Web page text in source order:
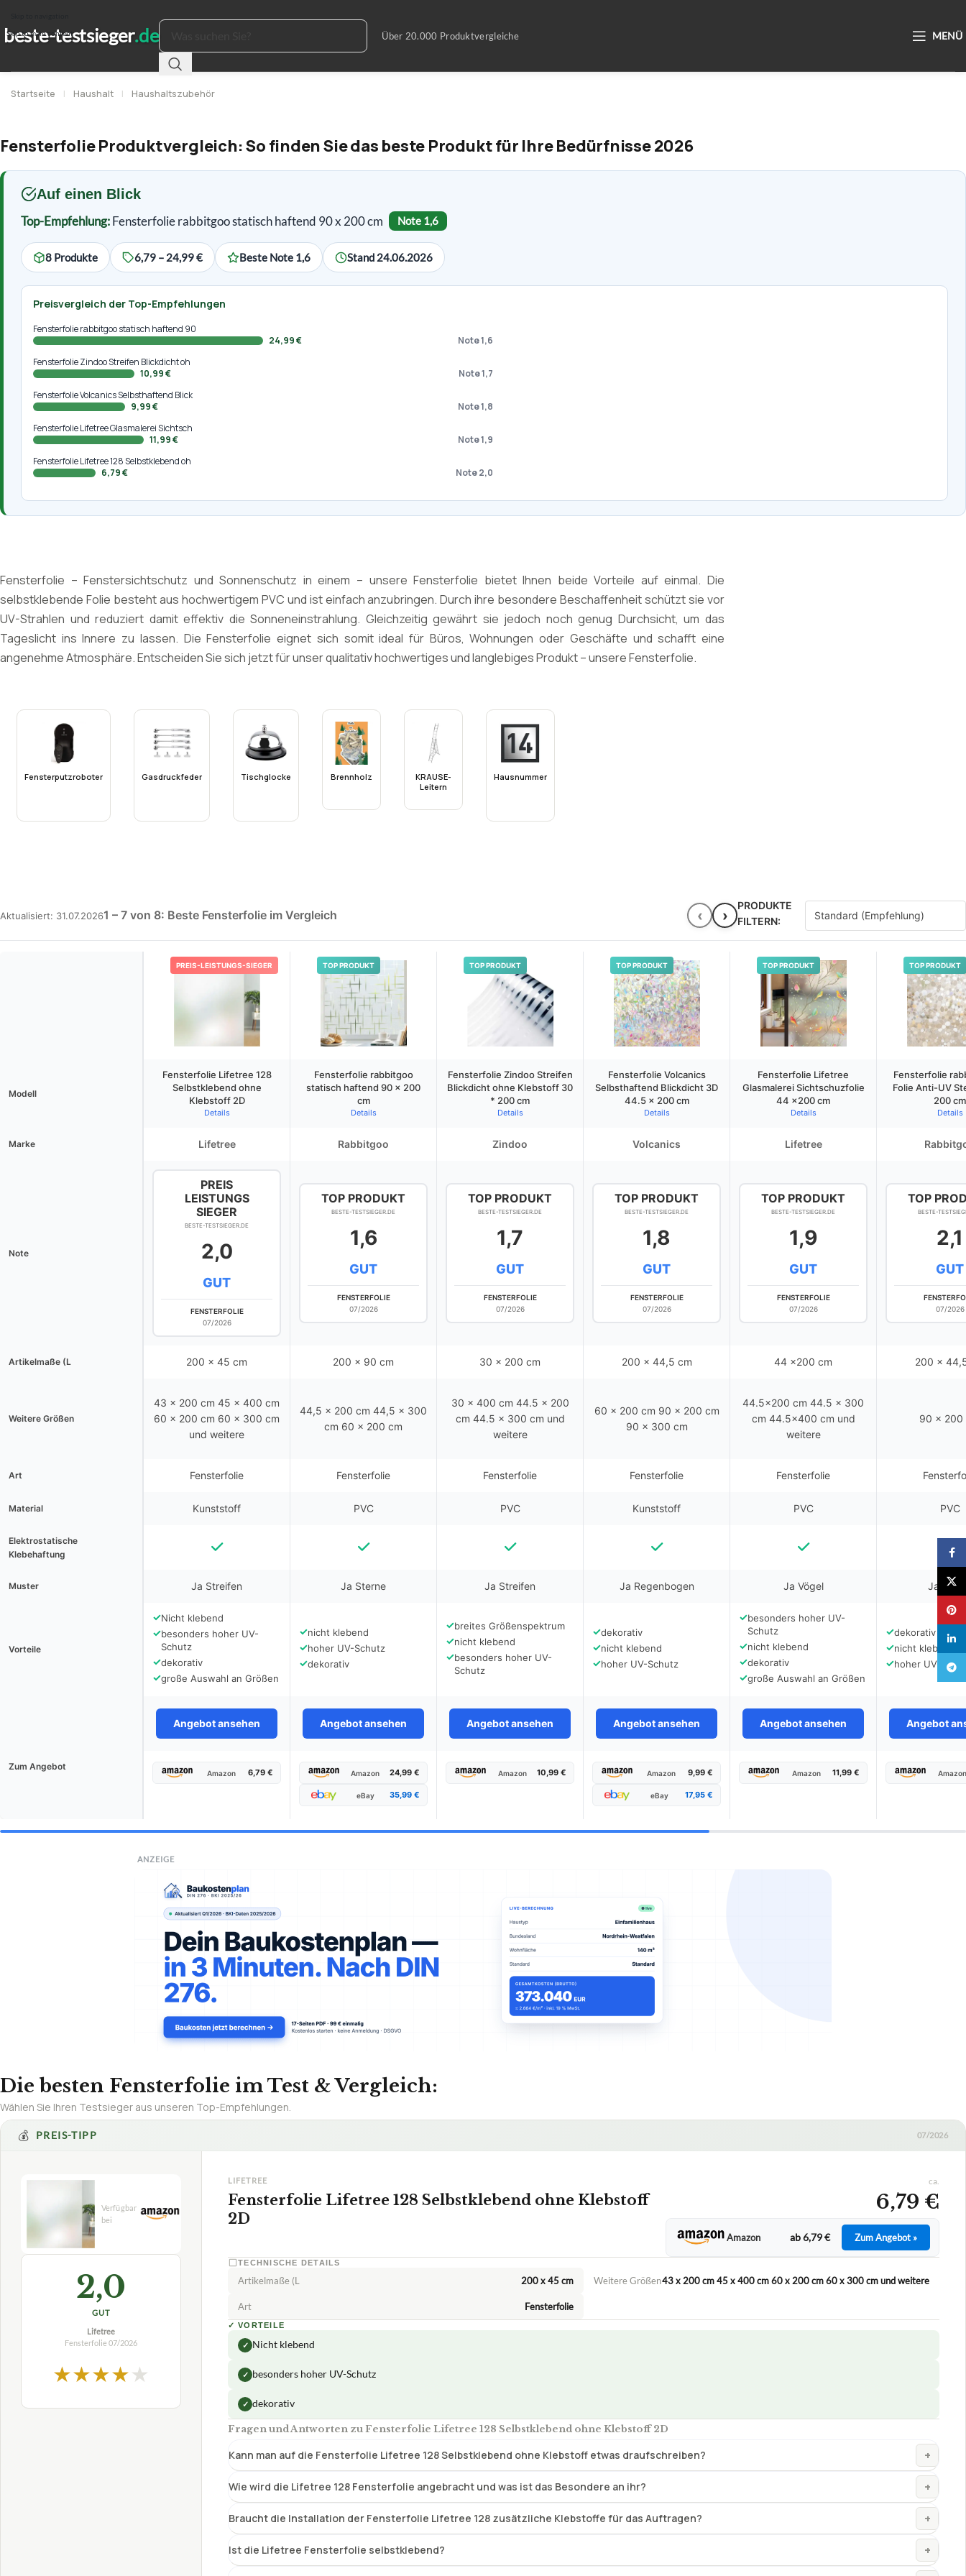
Skip to main content
Startseite | Haushalt | Haushaltszubehör
Fensterfolie Produktvergleich: So finden Sie das beste Produkt für Ihre Bedürfnisse 2026
Auf einen Blick
Top-Empfehlung:Fensterfolie rabbitgoo statisch haftend 90 x 200 cm Note 1,6
8 Produkte 6,79 – 24,99 € Beste Note 1,6 Stand 24.06.2026
Preisvergleich der Top-Empfehlungen
Fensterfolie rabbitgoo statisch haftend 90
24,99 €
Note 1,6
Fensterfolie Zindoo Streifen Blickdicht oh
10,99 €
Note 1,7
Fensterfolie Volcanics Selbsthaftend Blick
9,99 €
Note 1,8
Fensterfolie Lifetree Glasmalerei Sichtsch
11,99 €
Note 1,9
Fensterfolie Lifetree 128 Selbstklebend oh
6,79 €
Note 2,0
Fensterfolie – Fenstersichtschutz und Sonnenschutz in einem – unsere Fensterfolie bietet Ihnen beide Vorteile auf einmal. Die
selbstklebende Folie besteht aus hochwertigem PVC und ist einfach anzubringen. Durch ihre besondere Beschaffenheit schützt sie vor
UV-Strahlen und reduziert damit effektiv die Sonneneinstrahlung. Gleichzeitig gewährt sie jedoch noch genug Durchsicht, um das
Tageslicht ins Innere zu lassen. Die Fensterfolie eignet sich somit ideal für Büros, Wohnungen oder Geschäfte und schafft eine
angenehme Atmosphäre. Entscheiden Sie sich jetzt für unser qualitativ hochwertiges und langlebiges Produkt – unsere Fensterfolie.
Fensterputzroboter Gasdruckfeder Tischglocke Brennholz
KRAUSE-
Leitern
Hausnummer
Aktualisiert: 31.07.20261 – 7 von 8: Beste Fensterfolie im Vergleich ‹ ›
PRODUKTE
FILTERN:
PREIS-LEISTUNGS-SIEGER TOP PRODUKT TOP PRODUKT TOP PRODUKT TOP PRODUKT TOP PRODUKT
Modell
Fensterfolie Lifetree 128
Selbstklebend ohne
Klebstoff 2D
Details
Fensterfolie rabbitgoo
statisch haftend 90 x 200
cm
Details
Fensterfolie Zindoo Streifen
Blickdicht ohne Klebstoff 30
* 200 cm
Details
Fensterfolie Volcanics
Selbsthaftend Blickdicht 3D
44.5 x 200 cm
Details
Fensterfolie Lifetree
Glasmalerei Sichtschuzfolie
44 x200 cm
Details
Fensterfolie
Folie Anti-UV
200 cm
Details
Marke Lifetree Rabbitgoo Zindoo Volcanics Lifetree
Note
PREIS
LEISTUNGS
SIEGER
BESTE-TESTSIEGER.DE
2,0
GUT
FENSTERFOLIE
07/2026
TOP PRODUKT
BESTE-TESTSIEGER.DE
1,6
GUT
FENSTERFOLIE
07/2026
TOP PRODUKT
BESTE-TESTSIEGER.DE
1,7
GUT
FENSTERFOLIE
07/2026
TOP PRODUKT
BESTE-TESTSIEGER.DE
1,8
GUT
FENSTERFOLIE
07/2026
TOP PRODUKT
BESTE-TESTSIEGER.DE
1,9
GUT
FENSTERFOLIE
07/2026
TOP
BESTE-
2,1
GUT
07/2026
Artikelmaße (L 200 x 45 cm 200 x 90 cm 30 x 200 cm 200 x 44,5 cm 44 x200 cm 200 x
Weitere Größen
43 x 200 cm 45 x 400 cm
60 x 200 cm 60 x 300 cm
und weitere
44,5 x 200 cm 44,5 x 300
cm 60 x 200 cm
30 x 400 cm 44.5 x 200
cm 44.5 x 300 cm und
weitere
60 x 200 cm 90 x 200 cm
90 x 300 cm
44.5x200 cm 44.5 x 300
cm 44.5x400 cm und
weitere
90 x 200
Art Fensterfolie Fensterfolie Fensterfolie Fensterfolie Fensterfolie
Material Kunststoff PVC PVC Kunststoff PVC PVC
Elektrostatische
Klebehaftung
Muster Ja Streifen Ja Sterne Ja Streifen Ja Regenbogen Ja Vögel Ja
Vorteile
✓Nicht klebend
✓besonders hoher UV-
Schutz
✓dekorativ
✓große Auswahl an Größen
✓nicht klebend
✓hoher UV-Schutz
✓dekorativ
✓breites Größenspektrum
✓nicht klebend
✓besonders hoher UV-
Schutz
✓dekorativ
✓nicht klebend
✓hoher UV-Schutz
✓besonders hoher UV-
Schutz
✓nicht klebend
✓dekorativ
✓große Auswahl an Größen
✓dekorativ
✓nicht klebend
✓hoher UV-
Angebot ansehen Angebot ansehen Angebot ansehen Angebot ansehen Angebot ansehen Angebot
Zum Angebot
Amazon 6,79 € Amazon 24,99 €
eBay 35,99 €
Amazon 10,99 € Amazon 9,99 €
eBay 17,95 €
Amazon 11,99 € Amazon
ANZEIGE
Die besten Fensterfolie im Test & Vergleich:
Wählen Sie Ihren Testsieger aus unseren Top-Empfehlungen.
💰 PREIS-TIPP 07/2026
2,0
GUT
Lifetree
Fensterfolie 07/2026
★★★★★
LIFETREE
Fensterfolie Lifetree 128 Selbstklebend ohne Klebstoff
2D
ca.
6,79 €
Amazon ab 6,79 € Zum Angebot »
TECHNISCHE DETAILS
Artikelmaße (L 200 x 45 cm Weitere Größen43 x 200 cm 45 x 400 cm 60 x 200 cm 60 x 300 cm und weitere
Art Fensterfolie
✓ VORTEILE
✓ Nicht klebend
✓ besonders hoher UV-Schutz
✓ dekorativ
Fragen und Antworten zu Fensterfolie Lifetree 128 Selbstklebend ohne Klebstoff 2D
Kann man auf die Fensterfolie Lifetree 128 Selbstklebend ohne Klebstoff etwas draufschreiben? +
Wie wird die Lifetree 128 Fensterfolie angebracht und was ist das Besondere an ihr? +
Braucht die Installation der Fensterfolie Lifetree 128 zusätzliche Klebstoffe für das Auftragen? +
Ist die Lifetree Fensterfolie selbstklebend? +